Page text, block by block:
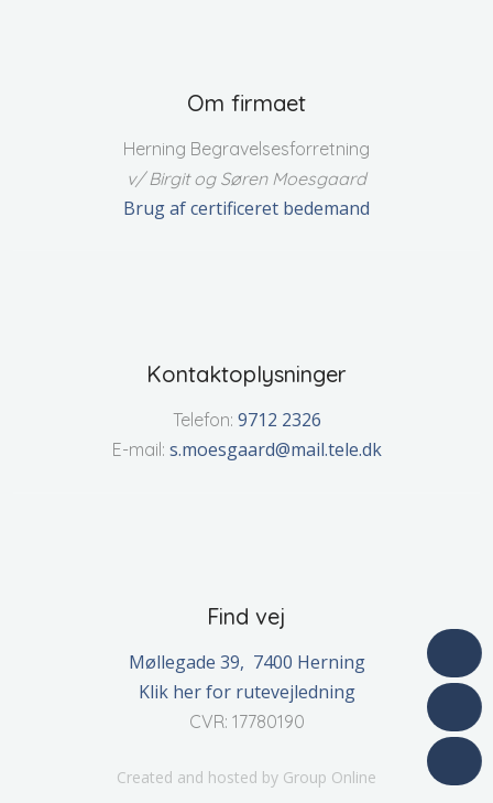
Om firmaet
Herning Begravelsesforretning
v/ Birgit og Søren Moesgaard
Brug af certificeret bedemand
Kontaktoplysninger
Telefon: 9712 2326
E-mail: s.moesgaard@mail.tele.dk
Find vej
Møllegade 39, 7400​ Herning
Klik her for rutevejledning
CVR: 17780190
Created and hosted by Group Online